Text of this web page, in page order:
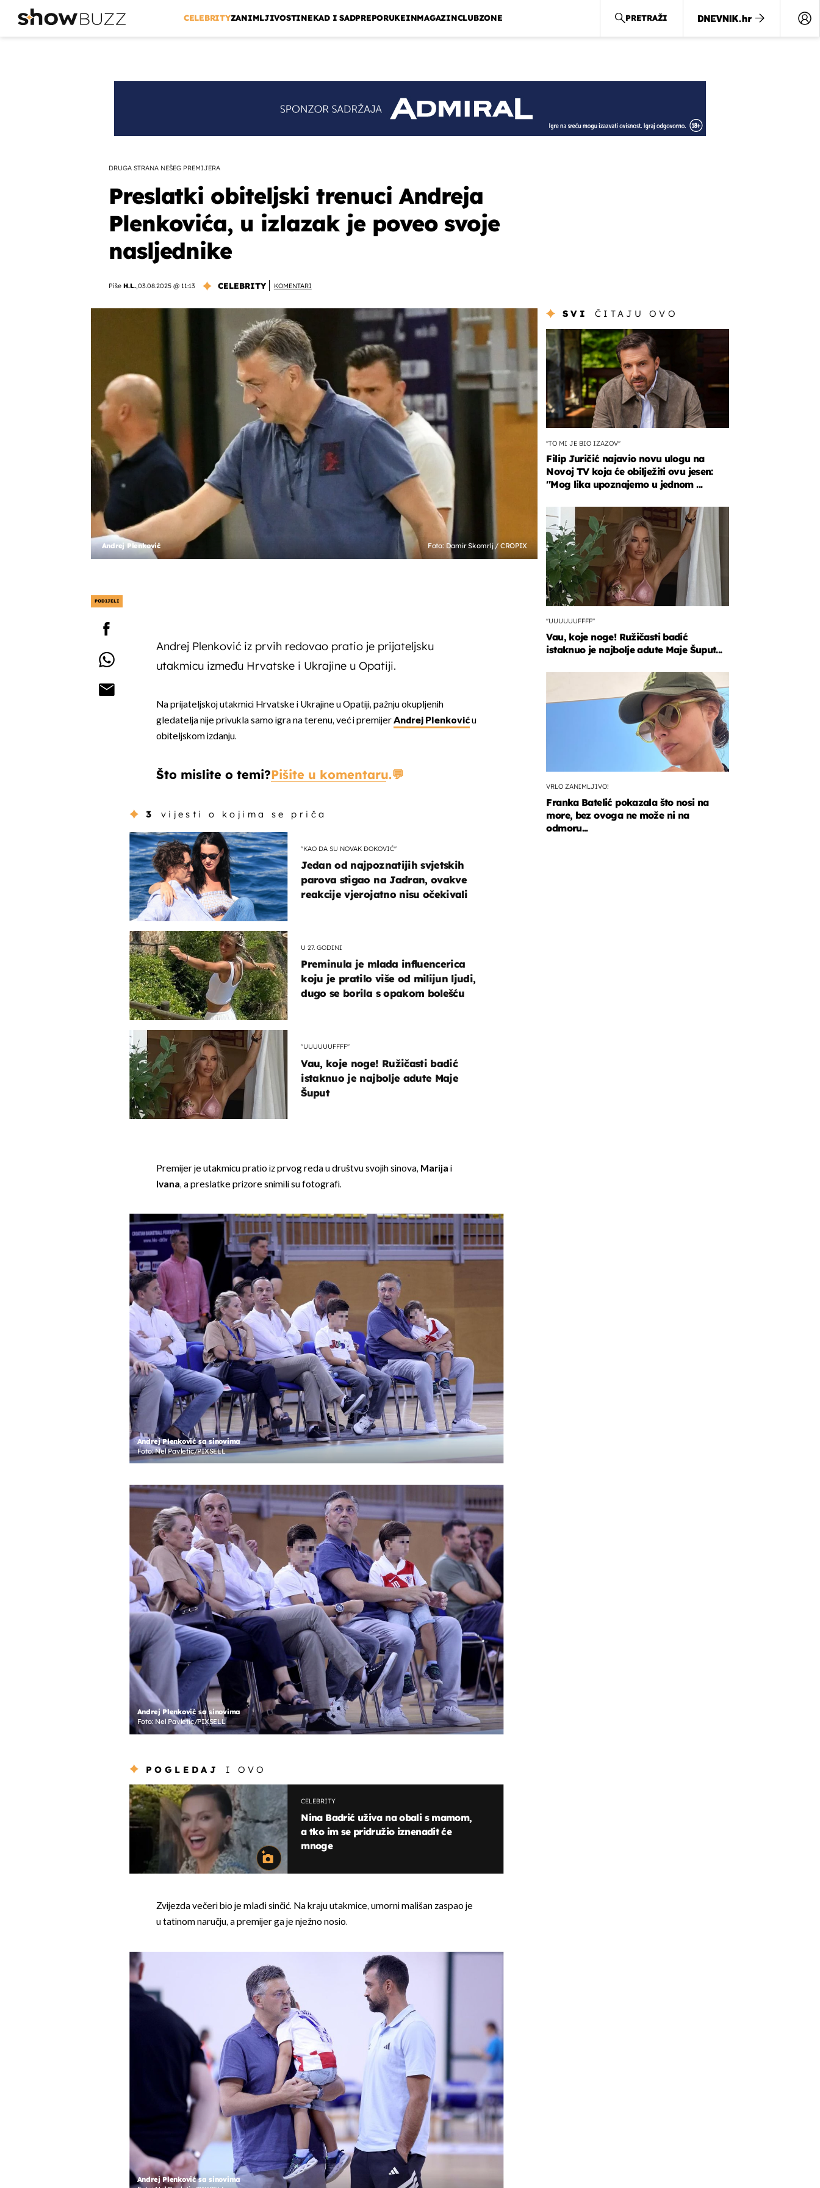
CELEBRITYZANIMLJIVOSTINEKAD I SADPREPORUKEINMAGAZINCLUBZONE PRETRAŽI
DRUGA STRANA NEŠEG PREMIJERA
Preslatki obiteljski trenuci Andreja
Plenkovića, u izlazak je poveo svoje
nasljednike
Piše H.L.,03.08.2025 @ 11:13 CELEBRITY KOMENTARI
Andrej Plenković Foto: Damir Skomrlj / CROPIX
PODIJELI
Andrej Plenković iz prvih redovao pratio je prijateljsku
utakmicu između Hrvatske i Ukrajine u Opatiji.
Na prijateljskoj utakmici Hrvatske i Ukrajine u Opatiji, pažnju okupljenih
gledatelja nije privukla samo igra na terenu, već i premijerAndrej Plenkoviću
obiteljskom izdanju.
Što mislite o temi?Pišite u komentaru.
3 vijesti o kojima se priča
"KAO DA SU NOVAK ĐOKOVIĆ"
Jedan od najpoznatijih svjetskih
parova stigao na Jadran, ovakve
reakcije vjerojatno nisu očekivali
U 27. GODINI
Preminula je mlada influencerica
koju je pratilo više od milijun ljudi,
dugo se borila s opakom bolešću
"UUUUUUFFFF"
Vau, koje noge! Ružičasti badić
istaknuo je najbolje adute Maje
Šuput
Premijer je utakmicu pratio iz prvog reda u društvu svojih sinova, Marija i
Ivana, a preslatke prizore snimili su fotografi.
Andrej Plenković sa sinovima
Foto: Nel Pavletic/PIXSELL
Andrej Plenković sa sinovima
Foto: Nel Pavletic/PIXSELL
POGLEDAJ I OVO
CELEBRITY
Nina Badrić uživa na obali s mamom,
a tko im se pridružio iznenadit će
mnoge
Zvijezda večeri bio je mlađi sinčić. Na kraju utakmice, umorni mališan zaspao je
u tatinom naručju, a premijer ga je nježno nosio.
Andrej Plenković sa sinovima
SVI ČITAJU OVO
''TO MI JE BIO IZAZOV''
Filip Juričić najavio novu ulogu na
Novoj TV koja će obilježiti ovu jesen:
''Mog lika upoznajemo u jednom ...
"UUUUUUFFFF"
Vau, koje noge! Ružičasti badić
istaknuo je najbolje adute Maje Šuput...
VRLO ZANIMLJIVO!
Franka Batelić pokazala što nosi na
more, bez ovoga ne može ni na
odmoru...